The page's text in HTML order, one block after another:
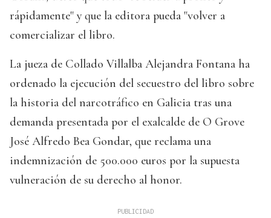
rápidamente" y que la editora pueda "volver a
comercializar el libro.
La jueza de Collado Villalba Alejandra Fontana ha
ordenado la ejecución del secuestro del libro sobre
la historia del narcotráfico en Galicia tras una
demanda presentada por el exalcalde de O Grove
José Alfredo Bea Gondar, que reclama una
indemnización de 500.000 euros por la supuesta
vulneración de su derecho al honor.